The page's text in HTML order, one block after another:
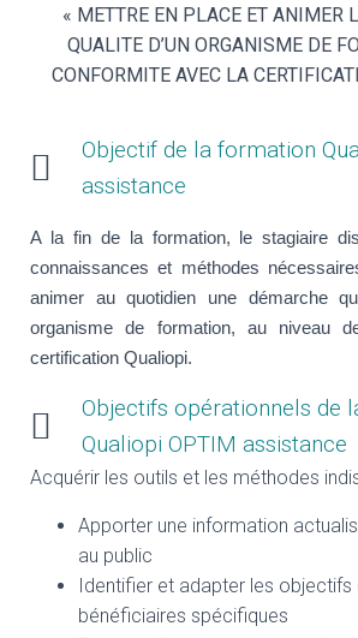
« METTRE EN PLACE ET ANIMER
QUALITE D’UN ORGANISME DE
CONFORMITE AVEC LA
Objectif de la formation
assistance
A la fin de la formation, le stagiaire
connaissances et méthodes
animer au quotidien une démarche
organisme de formation, au niveau
certification Qualiopi.
Objectifs opérationnels de
Qualiopi OPTIM assistance
Acquérir les outils et les méthodes
Apporter une information
au public
Identifier et adapter les
bénéficiaires spécifiques